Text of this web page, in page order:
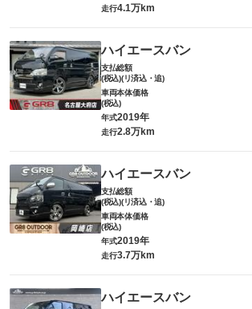
走行4.1万km
ハイエースバン
支払総額
(税込)(リ済込・追)
車両本体価格
(税込)
年式2019年
走行2.8万km
ハイエースバン
支払総額
(税込)(リ済込・追)
車両本体価格
(税込)
年式2019年
走行3.7万km
ハイエースバン